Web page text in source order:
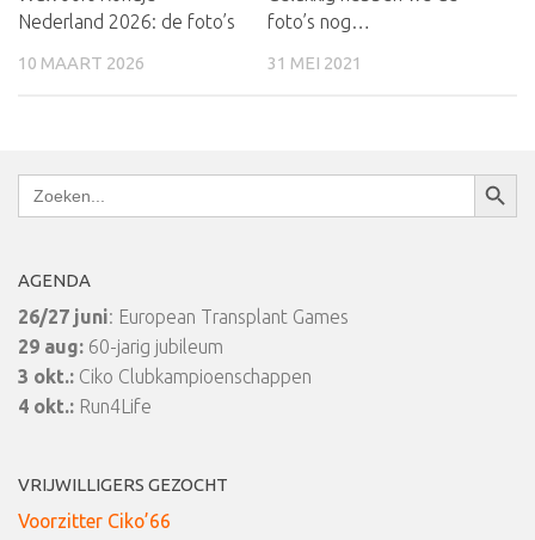
Nederland 2026: de foto’s
10 MAART 2026
foto’s nog…
31 MEI 2021
Zoek
naar:
AGENDA
26/27 juni: European Transplant Games
29 aug: 60-jarig jubileum
3 okt.: Ciko Clubkampioenschappen
4 okt.: Run4Life
VRIJWILLIGERS GEZOCHT
Voorzitter Ciko’66